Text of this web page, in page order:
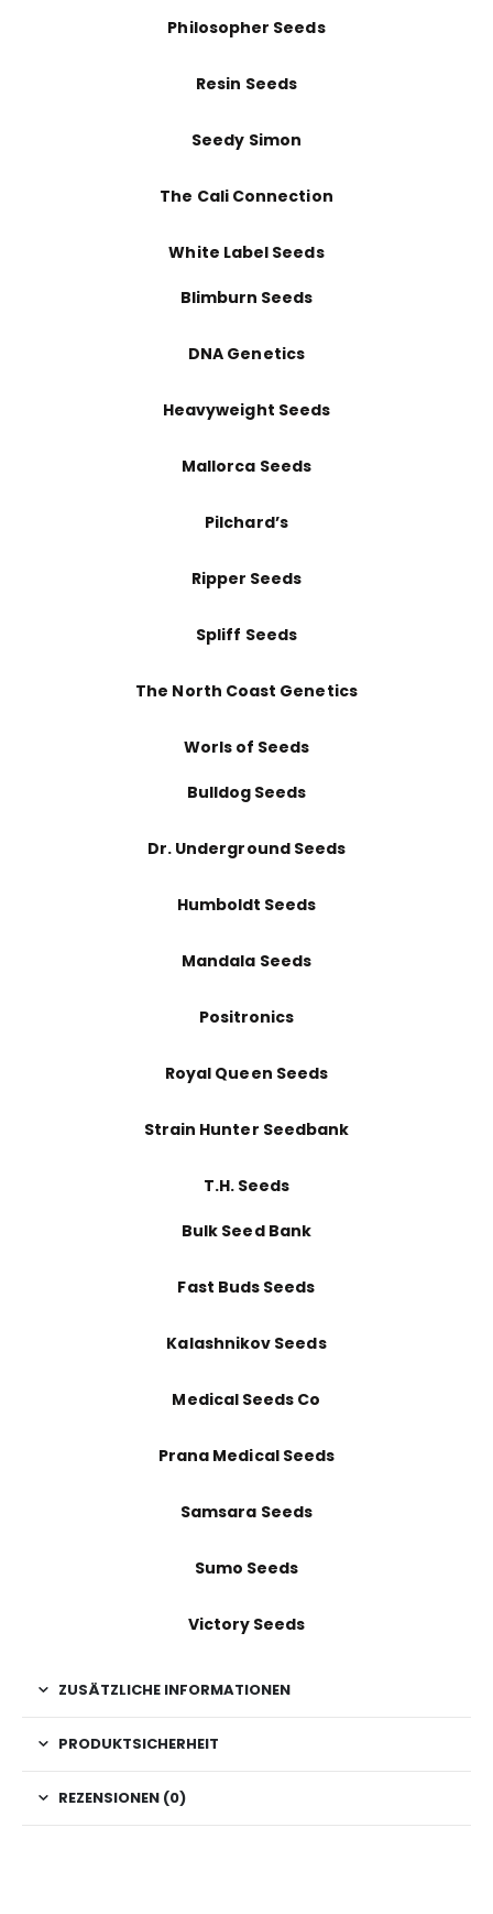
Philosopher Seeds
Resin Seeds
Seedy Simon
The Cali Connection
White Label Seeds
Blimburn Seeds
DNA Genetics
Heavyweight Seeds
Mallorca Seeds
Pilchard’s
Ripper Seeds
Spliff Seeds
The North Coast Genetics
Worls of Seeds
Bulldog Seeds
Dr. Underground Seeds
Humboldt Seeds
Mandala Seeds
Positronics
Royal Queen Seeds
Strain Hunter Seedbank
T.H. Seeds
Bulk Seed Bank
Fast Buds Seeds
Kalashnikov Seeds
Medical Seeds Co
Prana Medical Seeds
Samsara Seeds
Sumo Seeds
Victory Seeds
ZUSÄTZLICHE INFORMATIONEN
PRODUKTSICHERHEIT
REZENSIONEN (0)